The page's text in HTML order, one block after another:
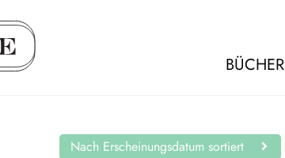
BÜCHER
Nach Erscheinungsdatum sortiert